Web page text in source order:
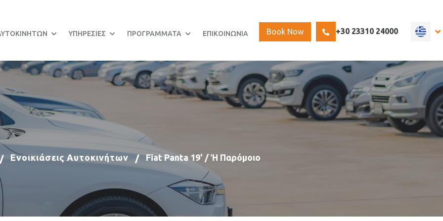
ΥΠΗΡΕΣΙΕΣ ΠΡΟΓΡΑΜΜΑΤΑ ΕΠΙΚΟΙΝΩΝΙΑ
Select
Book Now +30 23310 24000
Ενοικιάσεις Αυτοκινήτων Fiat Panta 19' / Ή Παρόμοιο